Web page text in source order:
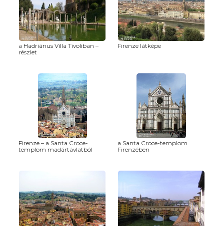
a Hadriánus Villa Tivoliban –
részlet
Firenze látképe
Firenze – a Santa Croce-
templom madártávlatból
a Santa Croce-templom
Firenzében